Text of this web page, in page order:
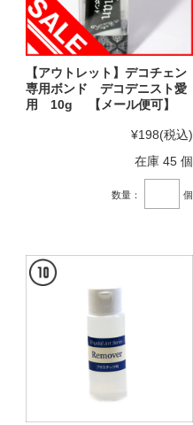
【アウトレット】デコチェン
専用ボンド デコデニスト愛
用 10g 【メール便可】
¥198(税込)
在庫 45 個
数量： 個